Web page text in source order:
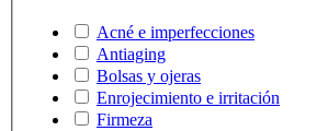
Acné e imperfecciones
Antiaging
Bolsas y ojeras
Enrojecimiento e irritación
Firmeza